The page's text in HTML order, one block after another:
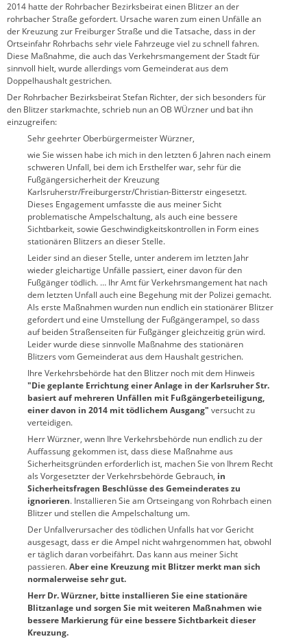
2014 hatte der Rohrbacher Bezirksbeirat einen Blitzer an der
rohrbacher Straße gefordert. Ursache waren zum einen Unfälle an
der Kreuzung zur Freiburger Straße und die Tatsache, dass in der
Ortseinfahr Rohrbachs sehr viele Fahrzeuge viel zu schnell fahren.
Diese Maßnahme, die auch das Verkehrsmangement der Stadt für
sinnvoll hielt, wurde allerdings vom Gemeinderat aus dem
Doppelhaushalt gestrichen.
Der Rohrbacher Bezirksbeirat Stefan Richter, der sich besonders für
den Blitzer starkmachte, schrieb nun an OB WÜrzner und bat ihn
einzugreifen:
Sehr geehrter Oberbürgermeister Würzner,
wie Sie wissen habe ich mich in den letzten 6 Jahren nach einem
schweren Unfall, bei dem ich Ersthelfer war, sehr für die
Fußgängersicherheit der Kreuzung
Karlsruherstr/Freiburgerstr/Christian-Bitterstr eingesetzt.
Dieses Engagement umfasste die aus meiner Sicht
problematische Ampelschaltung, als auch eine bessere
Sichtbarkeit, sowie Geschwindigkeitskontrollen in Form eines
stationären Blitzers an dieser Stelle.
Leider sind an dieser Stelle, unter anderem im letzten Jahr
wieder gleichartige Unfälle passiert, einer davon für den
Fußgänger tödlich. … Ihr Amt für Verkehrsmangement hat nach
dem letzten Unfall auch eine Begehung mit der Polizei gemacht.
Als erste Maßnahmen wurden nun endlich ein stationärer Blitzer
gefordert und eine Umstellung der Fußgängerampel, so dass
auf beiden Straßenseiten für Fußgänger gleichzeitig grün wird.
Leider wurde diese sinnvolle Maßnahme des stationären
Blitzers vom Gemeinderat aus dem Haushalt gestrichen.
Ihre Verkehrsbehörde hat den Blitzer noch mit dem Hinweis
"Die geplante Errichtung einer Anlage in der Karlsruher Str.
basiert auf mehreren Unfällen mit Fußgängerbeteiligung,
einer davon in 2014 mit tödlichem Ausgang" versucht zu
verteidigen.
Herr Würzner, wenn Ihre Verkehrsbehörde nun endlich zu der
Auffassung gekommen ist, dass diese Maßnahme aus
Sicherheitsgründen erforderlich ist, machen Sie von Ihrem Recht
als Vorgesetzter der Verkehrsbehörde Gebrauch, in
Sicherheitsfragen Beschlüsse des Gemeinderates zu
ignorieren. Installieren Sie am Ortseingang von Rohrbach einen
Blitzer und stellen die Ampelschaltung um.
Der Unfallverursacher des tödlichen Unfalls hat vor Gericht
ausgesagt, dass er die Ampel nicht wahrgenommen hat, obwohl
er täglich daran vorbeifährt. Das kann aus meiner Sicht
passieren.Aber eine Kreuzung mit Blitzer merkt man sich
normalerweise sehr gut.
Herr Dr. Würzner, bitte installieren Sie eine stationäre
Blitzanlage und sorgen Sie mit weiteren Maßnahmen wie
bessere Markierung für eine bessere Sichtbarkeit dieser
Kreuzung.